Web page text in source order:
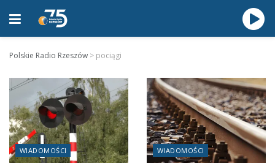
Polskie Radio Rzeszów > pociągi
WIADOMOŚCI WIADOMOŚCI